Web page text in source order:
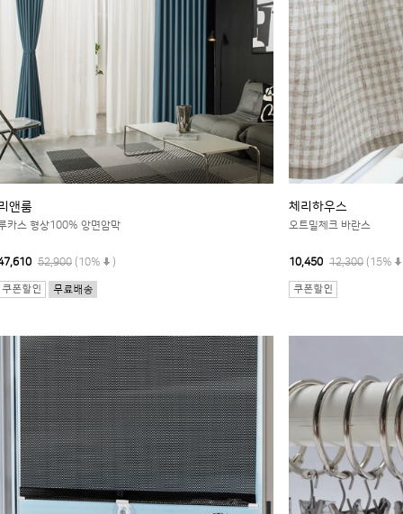
앤룸
카스 형상100% 앙면암막
52,900 (10% )
체리하우스
오트밀체크 바란스
10,450 12,300 (15%